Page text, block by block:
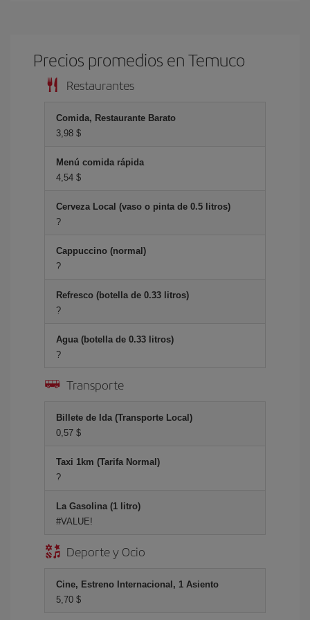
Precios promedios en Temuco
Restaurantes
Comida, Restaurante Barato
3,98 $
Menú comida rápida
4,54 $
Cerveza Local (vaso o pinta de 0.5 litros)
?
Cappuccino (normal)
?
Refresco (botella de 0.33 litros)
?
Agua (botella de 0.33 litros)
?
Transporte
Billete de Ida (Transporte Local)
0,57 $
Taxi 1km (Tarifa Normal)
?
La Gasolina (1 litro)
#VALUE!
Deporte y Ocio
Cine, Estreno Internacional, 1 Asiento
5,70 $